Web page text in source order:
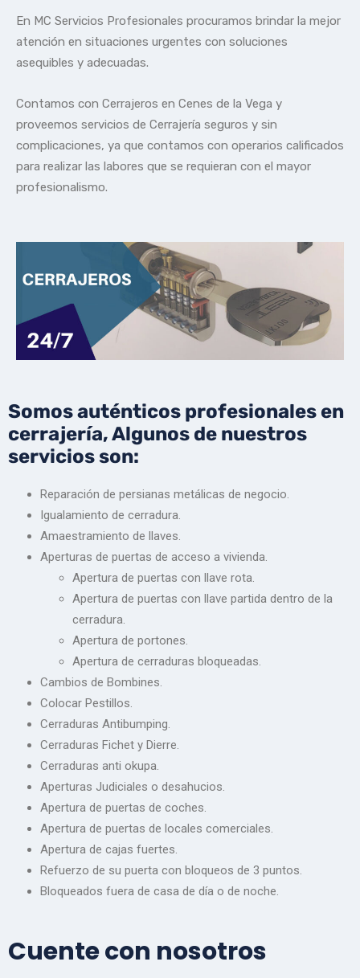
En MC Servicios Profesionales procuramos brindar la mejor
atención en situaciones urgentes con soluciones
asequibles y adecuadas.
Contamos con Cerrajeros en Cenes de la Vega y
proveemos servicios de Cerrajería seguros y sin
complicaciones, ya que contamos con operarios calificados
para realizar las labores que se requieran con el mayor
profesionalismo.
Somos auténticos profesionales en
cerrajería, Algunos de nuestros
servicios son:
Reparación de persianas metálicas de negocio.
Igualamiento de cerradura.
Amaestramiento de llaves.
Aperturas de puertas de acceso a vivienda.
Apertura de puertas con llave rota.
Apertura de puertas con llave partida dentro de la
cerradura.
Apertura de portones.
Apertura de cerraduras bloqueadas.
Cambios de Bombines.
Colocar Pestillos.
Cerraduras Antibumping.
Cerraduras Fichet y Dierre.
Cerraduras anti okupa.
Aperturas Judiciales o desahucios.
Apertura de puertas de coches.
Apertura de puertas de locales comerciales.
Apertura de cajas fuertes.
Refuerzo de su puerta con bloqueos de 3 puntos.
Bloqueados fuera de casa de día o de noche.
Cuente con nosotros